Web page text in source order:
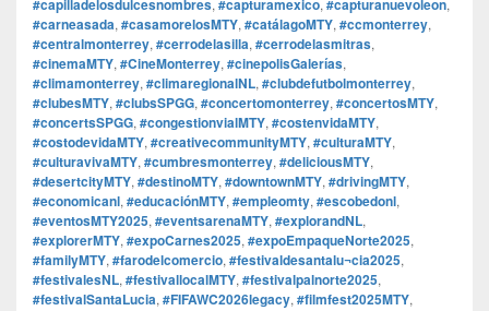
#capilladelosdulcesnombres, #capturamexico, #capturanuevoleon,
#carneasada, #casamorelosMTY, #catálagoMTY, #ccmonterrey,
#centralmonterrey, #cerrodelasilla, #cerrodelasmitras,
#cinemaMTY, #CineMonterrey, #cinepolisGalerías,
#climamonterrey, #climaregionalNL, #clubdefutbolmonterrey,
#clubesMTY, #clubsSPGG, #concertomonterrey, #concertosMTY,
#concertsSPGG, #congestionvialMTY, #costenvidaMTY,
#costodevidaMTY, #creativecommunityMTY, #culturaMTY,
#culturavivaMTY, #cumbresmonterrey, #deliciousMTY,
#desertcityMTY, #destinoMTY, #downtownMTY, #drivingMTY,
#economicanl, #educaciónMTY, #empleomty, #escobedonl,
#eventosMTY2025, #eventsarenaMTY, #explorandNL,
#explorerMTY, #expoCarnes2025, #expoEmpaqueNorte2025,
#familyMTY, #farodelcomercio, #festivaldesantalu¬cia2025,
#festivalesNL, #festivallocalMTY, #festivalpalnorte2025,
#festivalSantaLucia, #FIFAWC2026legacy, #filmfest2025MTY,